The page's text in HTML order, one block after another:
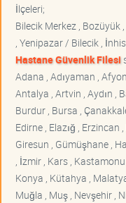
İlçeleri;
Bilecik Merkez , Bozüyük
, Yenipazar / Bilecik ,
Hastane Güvenlik Filesi
Adana , Adıyaman ,
Antalya , Artvin , Aydın ,
Burdur , Bursa ,
Edirne , Elazığ , Erzincan
Giresun , Gümüşhane ,
, İzmir , Kars , Kastamonu
Konya , Kütahya ,
Muğla , Muş , Nevşehir ,